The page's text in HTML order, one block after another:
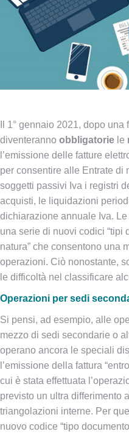
Il 1° gennaio 2021, dopo
diventeranno obbligatorie le
l’emissione delle fatture
per consentire alle Entrate di
soggetti passivi Iva i registri
acquisti, le liquidazioni
dichiarazione annuale Iva.
una serie di nuovi codici “tipi
natura” che consentono una
operazioni. Ciò nonostante,
le difficoltà nel classificare
Operazioni per sedi
Si pensi, ad esempio, alle
mezzo di sedi secondarie o
operano ancora le speciali
l’emissione della fattura
cui è stata effettuata
previsto un ultra differimento
triangolazioni interne. Per
nuovo codice “tipo